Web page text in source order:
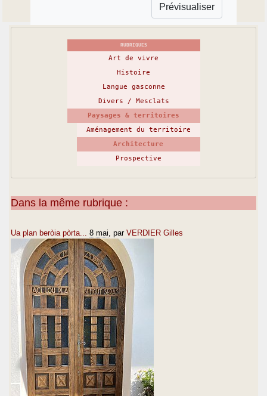
RUBRIQUES
Art de vivre
Histoire
Langue gasconne
Divers / Mesclats
Paysages & territoires
Aménagement du territoire
Architecture
Prospective
Dans la même rubrique :
Ua plan beròia pòrta... 8 mai , par VERDIER Gilles